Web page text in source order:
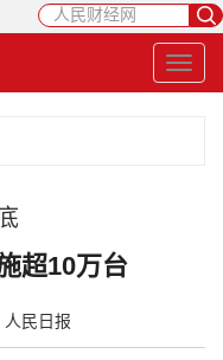
超10万台
人民日报